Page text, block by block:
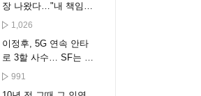
장 나왔다…"내 책임
아니야" 결국
1,026
이정후, 5G 연속 안타
로 3할 사수… SF는 텍
사스에 무득점 완패 [스
991